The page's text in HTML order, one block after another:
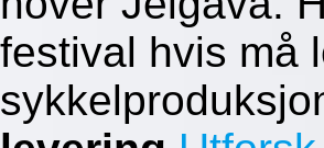
festival hvis må